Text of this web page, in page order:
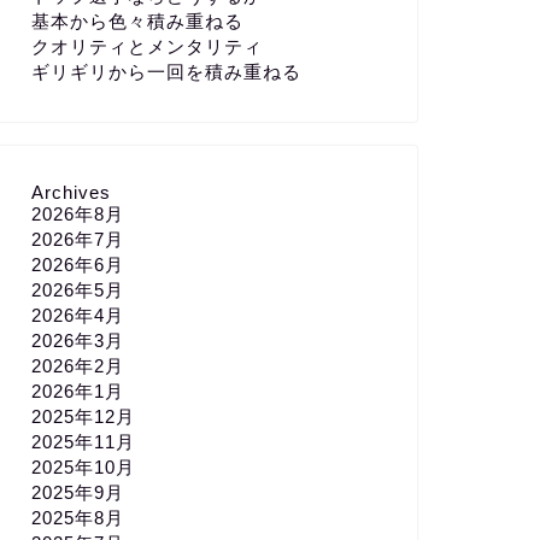
基本から色々積み重ねる
クオリティとメンタリティ
ギリギリから一回を積み重ねる
Archives
2026年8月
2026年7月
2026年6月
2026年5月
2026年4月
2026年3月
2026年2月
2026年1月
2025年12月
2025年11月
2025年10月
2025年9月
2025年8月